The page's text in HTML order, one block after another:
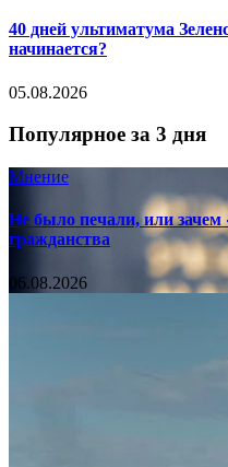
40 дней ультиматума
начинается?
05.08.2026
Популярное за 3 дня
Мнение
Не было печали, или зачем
гражданства
06.08.2026